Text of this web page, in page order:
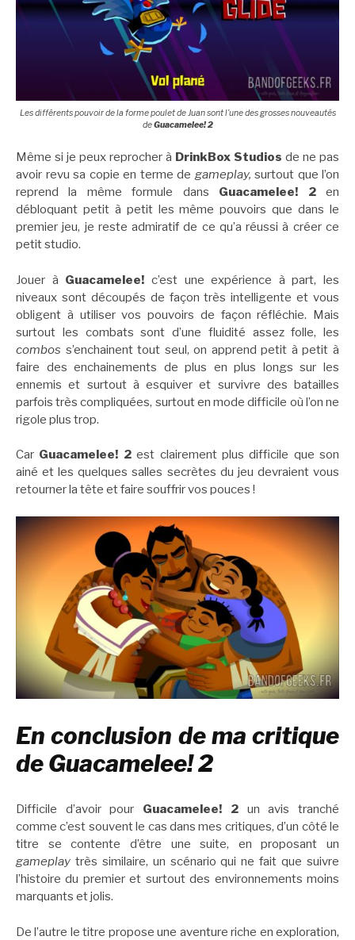
Les différents pouvoir de la forme poulet de Juan sont l’une des grosses nouveautés
deGuacamelee! 2
Même si je peux reprocher à DrinkBox Studios de ne pas
avoir revu sa copie en terme de gameplay, surtout que l’on
reprend la même formule dans Guacamelee! 2en
débloquant petit à petit les même pouvoirs que dans le
premier jeu, je reste admiratif de ce qu’a réussi à créer ce
petit studio.
Jouer à Guacamelee! c’est une expérience à part, les
niveaux sont découpés de façon très intelligente et vous
obligent à utiliser vos pouvoirs de façon réfléchie. Mais
surtout les combats sont d’une fluidité assez folle, les
combos s’enchainent tout seul, on apprend petit à petit à
faire des enchainements de plus en plus longs sur les
ennemis et surtout à esquiver et survivre des batailles
parfois très compliquées, surtout en mode difficile où l’on ne
rigole plus trop.
Car Guacamelee! 2est clairement plus difficile que son
ainé et les quelques salles secrètes du jeu devraient vous
retourner la tête et faire souffrir vos pouces !
En conclusion de ma critique
de Guacamelee! 2
Difficile d’avoir pour Guacamelee! 2un avis tranché
comme c’est souvent le cas dans mes critiques, d’un côté le
titre se contente d’être une suite, en proposant un
gameplay très similaire, un scénario qui ne fait que suivre
l’histoire du premier et surtout des environnements moins
marquants et jolis.
De l’autre le titre propose une aventure riche en exploration,